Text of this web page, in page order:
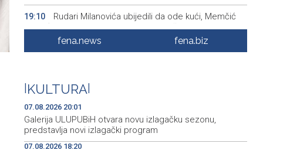
19:10
Rudari Milanovića ubijedili da ode kući, Memčić
se već ponovo vratio u jamu 'Raspotočje'
Sarajevo Film Festival presents Kinoscope and
19:00 Najave događaja za 8. 8. 2026. godine (subota)
fena.news fena.biz
KULTURA
07.08.2026 20:01
Galerija ULUPUBiH otvara novu izlagačku sezonu,
predstavlja novi izlagački program
07.08.2026 18:20